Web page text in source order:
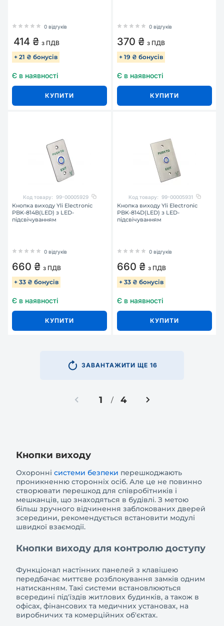
0 відгуків
414 ₴ з ПДВ
+ 21 ₴ бонусів
Є в наявності
КУПИТИ
0 відгуків
370 ₴ з ПДВ
+ 19 ₴ бонусів
Є в наявності
КУПИТИ
Код товару: 99-00005929
Кнопка виходу Yli Electronic
PBK-814B(LED) з LED-
підсвічуванням
0 відгуків
660 ₴ з ПДВ
+ 33 ₴ бонусів
Є в наявності
КУПИТИ
Код товару: 99-00005931
Кнопка виходу Yli Electronic
PBK-814D(LED) з LED-
підсвічуванням
0 відгуків
660 ₴ з ПДВ
+ 33 ₴ бонусів
Є в наявності
КУПИТИ
ЗАВАНТАЖИТИ ЩЕ 16
1 / 4
Кнопки виходу
Охоронні системи безпеки перешкоджають
проникненню сторонніх осіб. Але це не повинно
створювати перешкод для співробітників і
мешканців, що знаходяться в будівлі. З метою
більш зручного відчинення заблокованих дверей
зсередини, рекомендується встановити модулі
швидкої взаємодії.
Кнопки виходу для контролю доступу
Функціонал настінних панелей з клавішею
передбачає миттєве розблокування замків одним
натисканням. Такі системи встановлюються
всередині під'їздів житлових будинків, а також в
офісах, фінансових та медичних установах, на
виробничих та комерційних об'єктах.